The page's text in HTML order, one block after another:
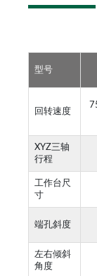
型号
回转速度
XYZ三轴
行程
工作台尺
寸
端孔斜度
左右倾斜
角度